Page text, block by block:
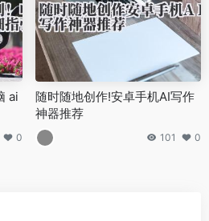
ai
0
随时随地创作!安卓手机AI写作
神器推荐
101 0